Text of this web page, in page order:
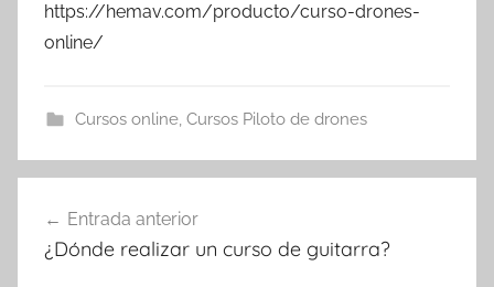
https://hemav.com/producto/curso-drones-
online/
Cursos online, Cursos Piloto de drones
de
Entrada anterior
¿Dónde realizar un curso de guitarra?